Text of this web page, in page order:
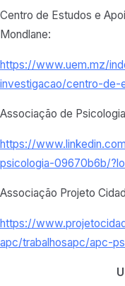
Centro de Estudos e
Mondlane:
https://www.uem.mz/
investigacao/centro-
Associação de
https://
psicologia-09670b6b/
Associação Projeto
https://
apc/trabalhosapc/apc-